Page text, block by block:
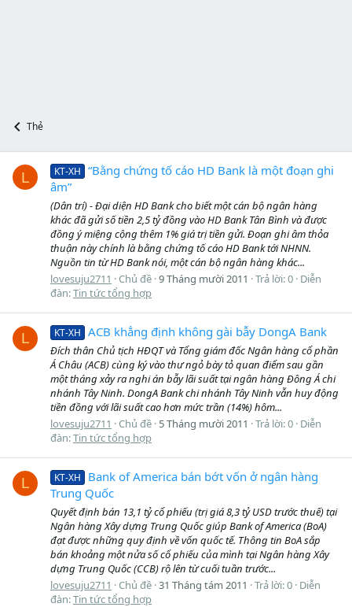
Thẻ
L KT-XH
“Bằng chứng tố cáo HD Bank là một đoạn ghi
âm”
(Dân trí) - Đại diện HD Bank cho biết một cán bộ ngân hàng
khác đã gửi số tiền 2,5 tỷ đồng vào HD Bank Tân Bình và được
đồng ý miệng cộng thêm 1% giá trị tiền gửi. Đoạn ghi âm thỏa
thuận này chính là bằng chứng tố cáo HD Bank tới NHNN.
Nguồn tin từ HD Bank nói, một cán bộ ngân hàng khác...
lovesuju2711
Chủ đề 9 Tháng mười 2011 Trả lời: 0 Diễn
đàn:Tin tức tổng hợp
L KT-XH ACB khẳng định không gài bẫy DongA Bank
Đích thân Chủ tịch HĐQT và Tổng giám đốc Ngân hàng cổ phần
Á Châu (ACB) cùng ký vào thư ngỏ bày tỏ quan điểm sau gần
một tháng xảy ra nghi án bẫy lãi suất tại ngân hàng Đông Á chi
nhánh Tây Ninh. DongA Bank chi nhánh Tây Ninh vẫn huy động
tiền đồng với lãi suất cao hơn mức trần (14%) hôm...
lovesuju2711
Chủ đề 5 Tháng mười 2011 Trả lời: 0 Diễn
đàn:Tin tức tổng hợp
L KT-XH
Bank of America bán bớt vốn ở ngân hàng
Trung Quốc
Quyết định bán 13,1 tỷ cổ phiếu (trị giá 8,3 tỷ USD trước thuế) tại
Ngân hàng Xây dựng Trung Quốc giúp Bank of America (BoA)
đạt được những quy định về vốn quốc tế. Thông tin BoA sắp
bán khoảng một nửa số cổ phiếu của mình tại Ngân hàng Xây
dựng Trung Quốc (CCB) rộ lên từ cuối tuần trước...
lovesuju2711
Chủ đề 31 Tháng tám 2011 Trả lời: 0 Diễn
đàn:Tin tức tổng hợp